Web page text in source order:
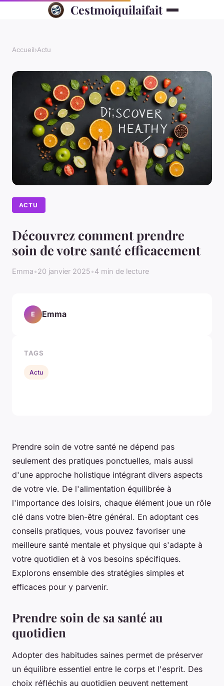
Cestmoiquilaifait
Accueil›Actu
ACTU
Découvrez comment prendre
soin de votre santé efficacement
Emma•20 janvier 2025•4 min de lecture
Prendre soin de votre santé ne dépend pas
seulement des pratiques ponctuelles, mais aussi
d'une approche holistique intégrant divers aspects
de votre vie. De l'alimentation équilibrée à
l'importance des loisirs, chaque élément joue un rôle
clé dans votre bien-être général. En adoptant ces
conseils pratiques, vous pouvez favoriser une
meilleure santé mentale et physique qui s'adapte à
votre quotidien et à vos besoins spécifiques.
Explorons ensemble des stratégies simples et
efficaces pour y parvenir.
Prendre soin de sa santé au
quotidien
Adopter des habitudes saines permet de préserver
un équilibre essentiel entre le corps et l'esprit. Des
choix réfléchis au quotidien peuvent nettement
E Emma
TAGS
Actu